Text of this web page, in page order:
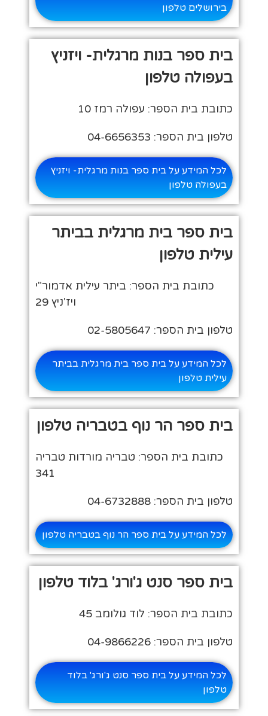
בירושלים טלפון
בית ספר בנות מרגלית- ויזניץ
בעפולה טלפון
כתובת בית הספר: עפולה רמז 10
טלפון בית הספר: 04-6656353
לכל המידע על בית ספר בנות מרגלית- ויזניץ
בעפולה טלפון
בית ספר בית מרגלית בביתר
עילית טלפון
כתובת בית הספר: ביתר עילית אדמור"י
ויז'ניץ 29
טלפון בית הספר: 02-5805647
לכל המידע על בית ספר בית מרגלית בביתר
עילית טלפון
בית ספר הר נוף בטבריה טלפון
כתובת בית הספר: טבריה מורדות טבריה
341
טלפון בית הספר: 04-6732888
לכל המידע על בית ספר הר נוף בטבריה טלפון
בית ספר סנט ג'ורג' בלוד טלפון
כתובת בית הספר: לוד גולומב 45
טלפון בית הספר: 04-9866226
לכל המידע על בית ספר סנט ג'ורג' בלוד
טלפון